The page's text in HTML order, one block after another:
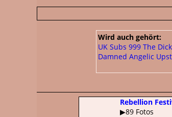
Wird auch gehört:
UK Subs 999 The
Damned Angelic
Rebellion
▶89 Fotos